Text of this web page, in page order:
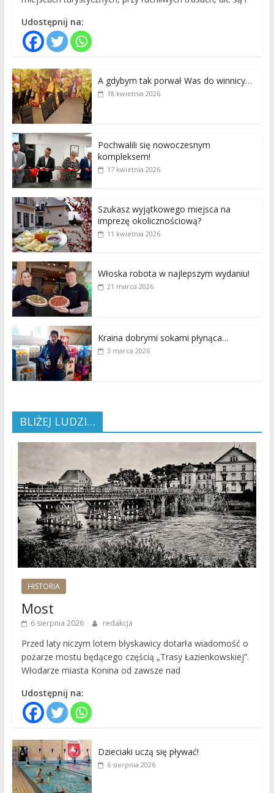
Udostępnij na:
A gdybym tak porwał Was do winnicy…
18 kwietnia 2026
Pochwalili się nowoczesnym
kompleksem!
17 kwietnia 2026
Szukasz wyjątkowego miejsca na
imprezę okolicznościową?
11 kwietnia 2026
Włoska robota w najlepszym wydaniu!
21 marca 2026
Kraina dobrymi sokami płynąca…
3 marca 2026
BLIŻEJ LUDZI…
HISTORIA
Most
6 sierpnia 2026 redakcja
Przed laty niczym lotem błyskawicy dotarła wiadomość o
pożarze mostu będącego częścią „Trasy Łazienkowskiej”.
Włodarze miasta Konina od zawsze nad
Udostępnij na:
Dzieciaki uczą się pływać!
6 sierpnia 2026